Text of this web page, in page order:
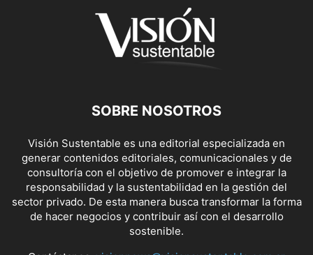
SOBRE NOSOTROS
Visión Sustentable es una editorial especializada en
generar contenidos editoriales, comunicacionales y de
consultoría con el objetivo de promover e integrar la
responsabilidad y la sustentabilidad en la gestión del
sector privado. De esta manera busca transformar la forma
de hacer negocios y contribuir así con el desarrollo
sostenible.